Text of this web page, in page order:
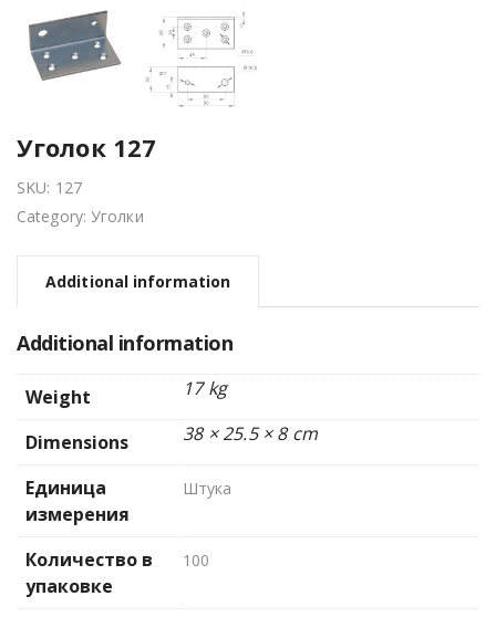
Уголок 127
SKU: 127
Category: Уголки
Additional information
Additional information
Weight 17 kg
Dimensions 38 × 25.5 × 8 cm
Единица
измерения
Штука
Количество в
упаковке
100